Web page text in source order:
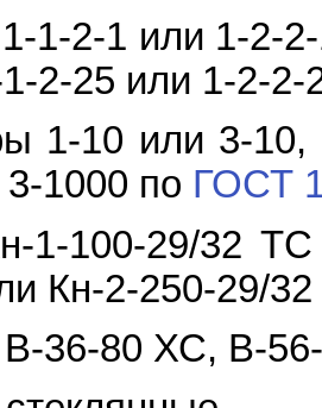
1-2-1 или 1-2-
2-25 или 1-2-
1-10 или 3-10,
1000 по ГОСТ
1-100-29/32
Кн-2-250-29/
В-36-80 ХС, В-